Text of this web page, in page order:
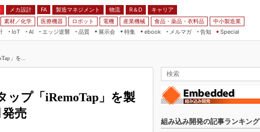
メカ設計 FA 製造マネジメント 物流 R＆D
キャリア
素材／化学 医療機器 ロボット 電機 産業機械 食品・薬品・衣料品
中小製造業
IoT
AI
エッジ逆襲 品質
展示会
際ロボット展
特集
つながるクルマ
VR／AR
FPGA
ebook
FA
メルマガ
告知 Special
」を...
ップ「iRemoTap」を製
売
組み込み開発の記事ランキング